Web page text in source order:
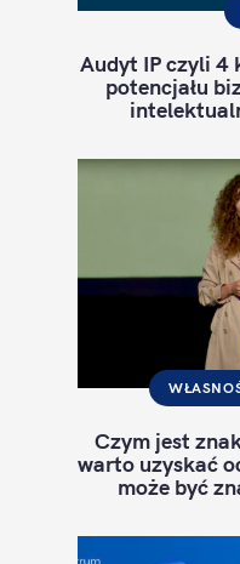
Audyt IP czyli 4
potencjału
Czym jest
warto uzyskać
może być